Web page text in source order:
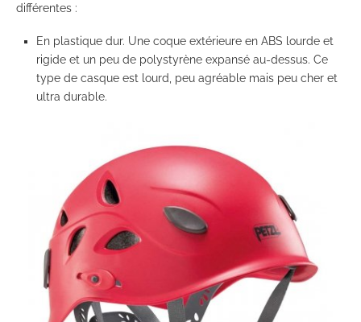
différentes :
En plastique dur. Une coque extérieure en ABS lourde et
rigide et un peu de polystyrène expansé au-dessus. Ce
type de casque est lourd, peu agréable mais peu cher et
ultra durable.